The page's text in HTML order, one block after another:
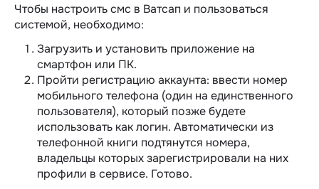
Чтобы настроить смс в Ватсап и пользоваться
системой, необходимо:
Загрузить и установить приложение на
смартфон или ПК.
Пройти регистрацию аккаунта: ввести номер
мобильного телефона (один на единственного
пользователя), который позже будете
использовать как логин. Автоматически из
телефонной книги подтянутся номера,
владельцы которых зарегистрировали на них
профили в сервисе. Готово.